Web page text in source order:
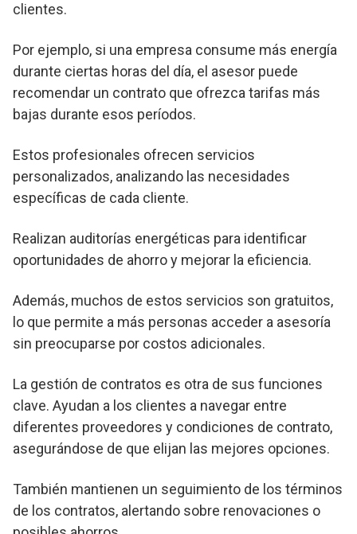
clientes.
Por ejemplo, si una empresa consume más energía
durante ciertas horas del día, el asesor puede
recomendar un contrato que ofrezca tarifas más
bajas durante esos períodos.
Estos profesionales ofrecen servicios
personalizados, analizando las necesidades
específicas de cada cliente.
Realizan auditorías energéticas para identificar
oportunidades de ahorro y mejorar la eficiencia.
Además, muchos de estos servicios son gratuitos,
lo que permite a más personas acceder a asesoría
sin preocuparse por costos adicionales.
La gestión de contratos es otra de sus funciones
clave. Ayudan a los clientes a navegar entre
diferentes proveedores y condiciones de contrato,
asegurándose de que elijan las mejores opciones.
También mantienen un seguimiento de los términos
de los contratos, alertando sobre renovaciones o